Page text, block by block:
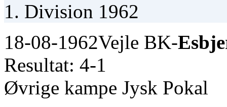
1. Division 1962
18-08-1962Vejle BK-
Resultat: 4-1
Øvrige kampe Jysk Pokal